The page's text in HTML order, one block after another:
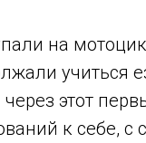
на
учиться
этот
к себе,